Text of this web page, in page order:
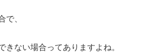
で、
きない場合ってありますよね。